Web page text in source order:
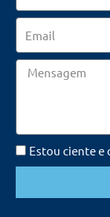
Mensagem
Estou ciente e